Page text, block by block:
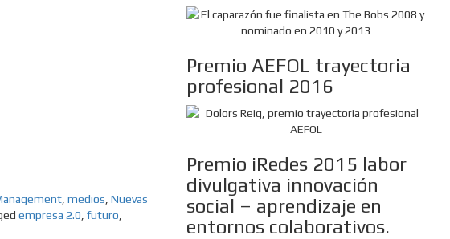
, medios, Nuevas
empresa 2.0, futuro,
Premio AEFOL trayectoria
profesional 2016
Premio iRedes 2015 labor
divulgativa innovación
social – aprendizaje en
entornos colaborativos.